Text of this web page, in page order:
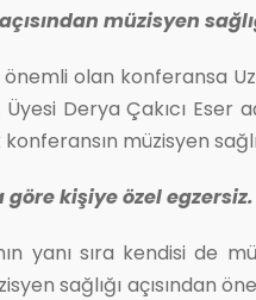
müzisyen
önemli olan konferansa
Derya Çakıcı
müzisyen
kişiye özel egzersiz.
yanı sıra kendisi de
sağlığı açısından